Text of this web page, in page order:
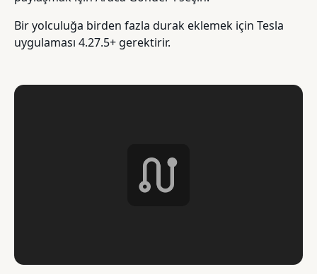
Bir yolculuğa birden fazla durak eklemek için Tesla
uygulaması 4.27.5+ gerektirir.